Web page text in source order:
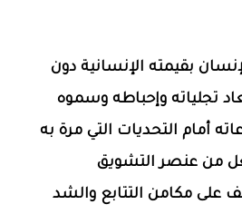
بقيمته الإنسانية دون
تجلياته وإحباطه وسموه
أمام التحديات التي مرة به
من عنصر التشويق
على مكامن التتابع والشد